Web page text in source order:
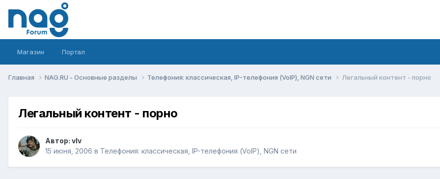
Магазин Портал
Главная NAG.RU - Основные разделы Телефония: классическая, IP-телефония (VoIP), NGN сети Легальный контент - порно
Легальный контент - порно
Автор: vIv
15 июня, 2006 в Телефония: классическая, IP-телефония (VoIP), NGN сети